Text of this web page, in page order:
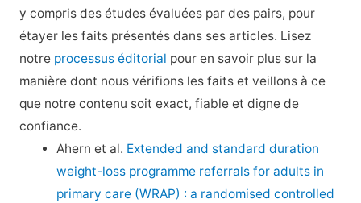
y compris des études évaluées par des pairs, pour
étayer les faits présentés dans ses articles. Lisez
notre processus éditorial pour en savoir plus sur la
manière dont nous vérifions les faits et veillons à ce
que notre contenu soit exact, fiable et digne de
confiance.
Ahern et al. Extended and standard duration
weight-loss programme referrals for adults in
primary care (WRAP) : a randomised controlled